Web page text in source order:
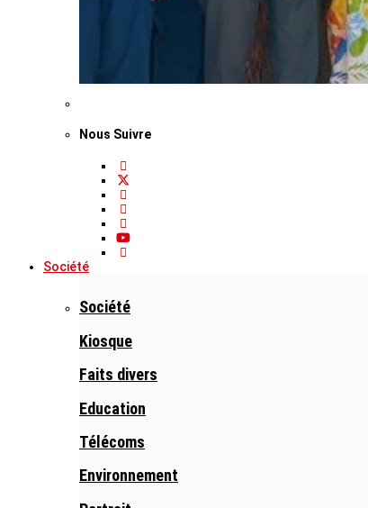
Nous Suivre
Société
Société
Kiosque
Faits divers
Education
Télécoms
Environnement